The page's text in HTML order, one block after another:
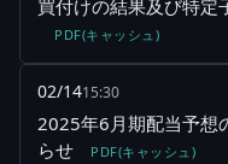
買付けの結果及び特定
PDF(キャッシュ)
02/1415:30
2025年6月期配当予想
らせ
PDF(キャッシュ)